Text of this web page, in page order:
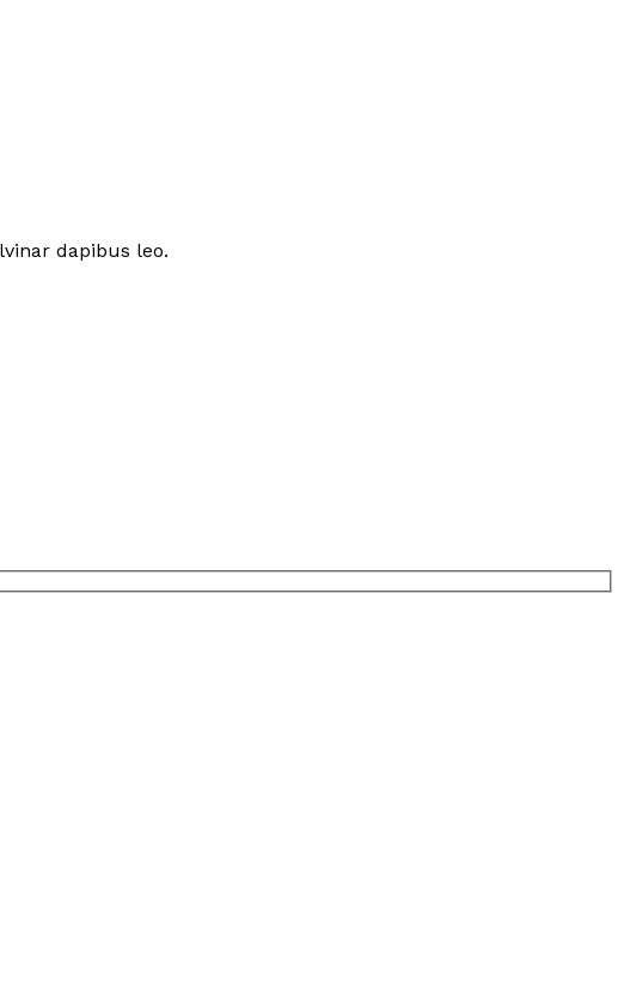
dapibus leo.